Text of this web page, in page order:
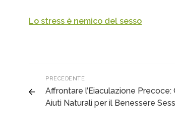
Lo stress è nemico del sesso
PRECEDENTE
Affrontare l’Eiaculazione Precoce:
Aiuti Naturali per il Benessere